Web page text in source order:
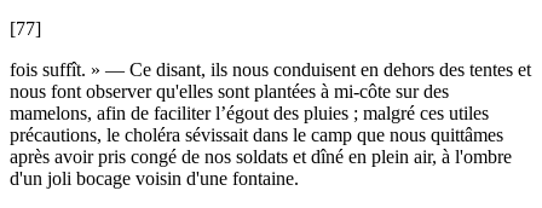
[77]
fois suffît. » — Ce disant, ils nous conduisent en dehors des tentes et
nous font observer qu'elles sont plantées à mi-côte sur des
mamelons, afin de faciliter l’égout des pluies ; malgré ces utiles
précautions, le choléra sévissait dans le camp que nous quittâmes
après avoir pris congé de nos soldats et dîné en plein air, à l'ombre
d'un joli bocage voisin d'une fontaine.